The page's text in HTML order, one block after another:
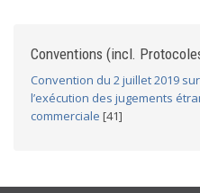
Conventions (incl.
Convention du 2 juillet 2019
l’exécution des jugements
commerciale [41]